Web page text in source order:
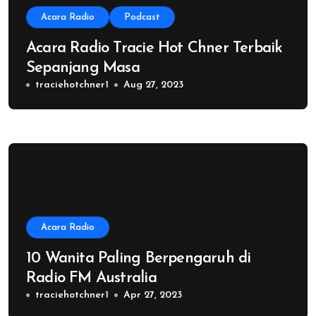
Acara Radio Podcast
Acara Radio Tracie Hot Chner Terbaik
Sepanjang Masa
traciehotchner1 Aug 27, 2023
Acara Radio
10 Wanita Paling Berpengaruh di
Radio FM Australia
traciehotchner1 Apr 27, 2023